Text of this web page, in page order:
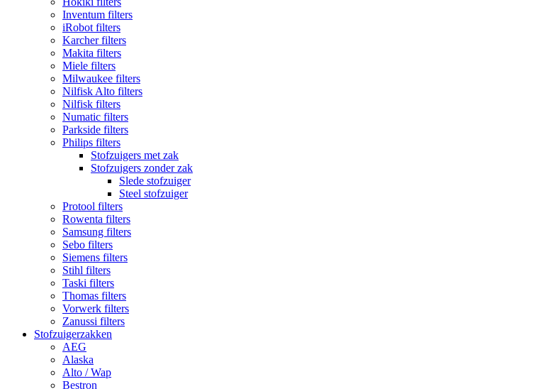
Inventum filters
iRobot filters
Karcher filters
Makita filters
Miele filters
Milwaukee filters
Nilfisk Alto filters
Nilfisk filters
Numatic filters
Parkside filters
Philips filters
Stofzuigers met zak
Stofzuigers zonder zak
Slede stofzuiger
Steel stofzuiger
Protool filters
Rowenta filters
Samsung filters
Sebo filters
Siemens filters
Stihl filters
Taski filters
Thomas filters
Vorwerk filters
Zanussi filters
Stofzuigerzakken
AEG
Alaska
Alto / Wap
Bestron